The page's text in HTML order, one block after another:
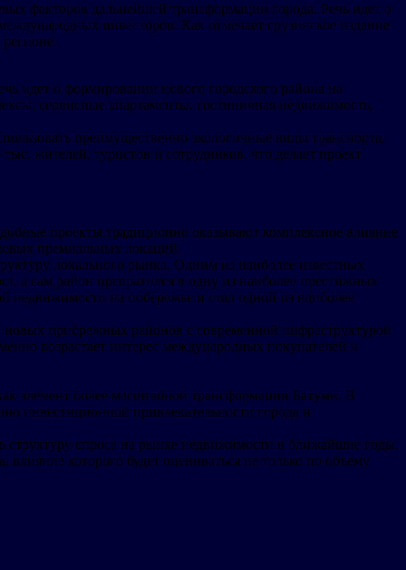
факторов дальнейшей трансформации города. Речь идет о
инвесторов. Как отмечает грузинское издание
идет о формировании нового городского района на
сервисные апартаменты, гостиничная недвижимость,
преимущественно экологичные виды транспорта,
жителей, туристов и сотрудников, что делает проект
проекты традиционно оказывают комплексное влияние
премиальных локаций.
локального рынка. Одним из наиболее известных
а сам район превратился в одну из наиболее престижных
недвижимости на побережье и стал одной из наиболее
прибрежных районов с современной инфраструктурой
возрастает интерес международных покупателей и
элемент более масштабной трансформации Батуми. В
инвестиционной привлекательности города и
структуру спроса на рынке недвижимости в ближайшие годы.
которого будет оцениваться не только по объему